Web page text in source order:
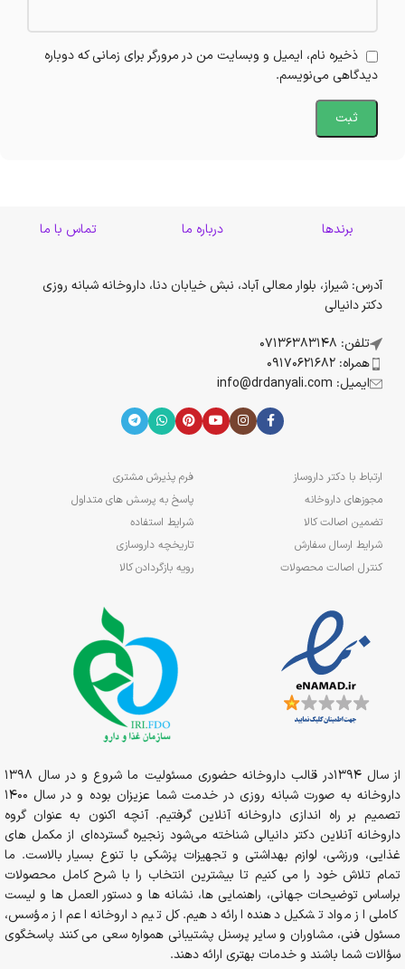
ذخیره نام، ایمیل و وبسایت من در مرورگر برای زمانی که دوباره
دیدگاهی می‌نویسم.
برندها درباره ما تماس با ما
آدرس: شیراز، بلوار معالی آباد، نبش خیابان دنا، داروخانه شبانه روزی
دکتر دانیالی
تلفن: 07136383148
همراه: 09170621682
ایمیل: info@drdanyali.com
ارتباط با دکتر داروساز
مجوزهای داروخانه
تضمین اصالت کالا
شرایط ارسال سفارش
کنترل اصالت محصولات
فرم پذیرش مشتری
پاسخ به پرسش های متداول
شرایط استفاده
تاریخچه داروسازی
رویه بازگردادن کالا
از سال 1394در قالب داروخانه حضوری مسئولیت ما شروع و در سال 1398
داروخانه به صورت شبانه روزی در خدمت شما عزیزان بوده و در سال 1400
تصمیم بر راه اندازی داروخانه آنلاین گرفتیم. آنچه اکنون به عنوان گروه
داروخانه آنلاین دکتر دانیالی شناخته می‌شود زنجیره گسترده‌ای از مکمل های
غذایی، ورزشی، لوازم بهداشتی و تجهیزات پزشکی با تنوع بسیار بالاست. ما
تمام تلاش خود را می کنیم تا بیشترین انتخاب را با شرح کامل محصولات
براساس توضیحات جهانی، راهنمایی ها، نشانه ها و دستور العمل ها و لیست
کاملی از مواد تشکیل دهنده ارائه دهیم. کل تیم داروخانه اعم از مؤسس،
مسئول فنی، مشاوران و سایر پرسنل پشتیبانی همواره سعی می کنند پاسخگوی
سؤالات شما باشند و خدمات بهتری ارائه دهند.